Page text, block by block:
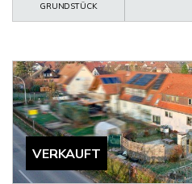
GRUNDSTÜCK
VERKAUFT